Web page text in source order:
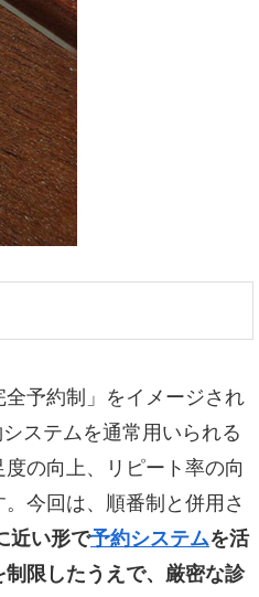
全予約制」をイメージされ
ステムを通常用いられる
の向上、リピート率の向
今回は、順番制と併用さ
近い形で予約システムを活
限したうえで、厳密な診